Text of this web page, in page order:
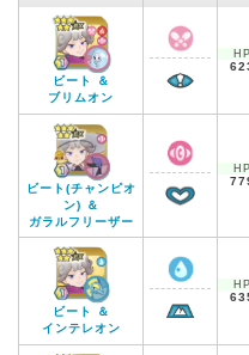
ビート ＆
ブリムオン
HP
ビート(チャンピオ
ン) ＆
ガラルフリーザー
HP
ビート ＆
インテレオン
HP